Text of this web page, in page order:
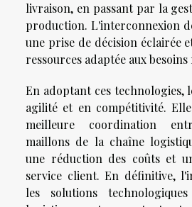
livraison, en passant par la
production. L'interconnexion
une prise de décision éclairée
ressources adaptée aux besoins
En adoptant ces technologies,
agilité et en compétitivité.
meilleure coordination
maillons de la chaîne
une réduction des coûts et
service client. En définitive,
les solutions